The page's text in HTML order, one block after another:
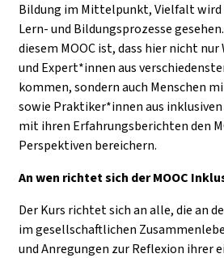
Bildung im Mittelpunkt, Vielfalt wird
Lern- und Bildungsprozesse
diesem MOOC ist, dass hier nicht
und Expert*innen aus
kommen, sondern auch Menschen
sowie Praktiker*innen aus
mit ihren Erfahrungsberichten den
Perspektiven bereichern.
An wen richtet sich der MOOC
Der Kurs richtet sich an alle, die an
im gesellschaftlichen
und Anregungen zur Reflexion ihrer